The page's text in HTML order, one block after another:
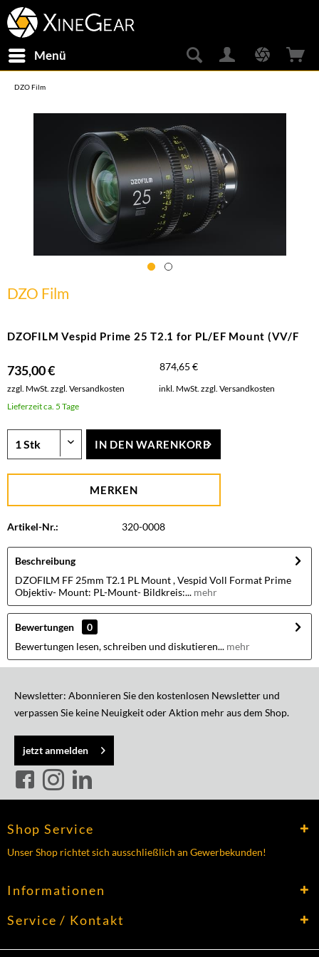
Menü
DZO Film
DZO Film
DZOFILM Vespid Prime 25 T2.1 for PL/EF Mount (VV/F
735,00 € 874,65 €
zzgl. MwSt. zzgl. Versandkosten inkl. MwSt. zzgl. Versandkosten
Lieferzeit ca. 5 Tage
IN DEN WARENKORB
MERKEN
Artikel-Nr.: 320-0008
Beschreibung
DZOFILM FF 25mm T2.1 PL Mount , Vespid Voll Format Prime
Objektiv- Mount: PL-Mount- Bildkreis:... mehr
Bewertungen
0
Bewertungen lesen, schreiben und diskutieren... mehr
Newsletter: Abonnieren Sie den kostenlosen Newsletter und
verpassen Sie keine Neuigkeit oder Aktion mehr aus dem Shop.
jetzt anmelden
Shop Service
Unser Shop richtet sich ausschließlich an Gewerbekunden!
Informationen
Service / Kontakt